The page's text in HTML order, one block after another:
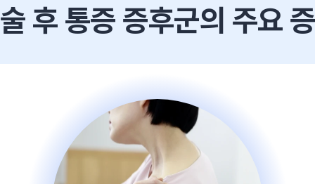
후 통증 증후군의 주요